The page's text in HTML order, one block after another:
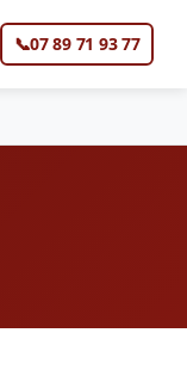
📞07 89 71 93 77